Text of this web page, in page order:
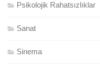
Psikolojik Rahatsızlıklar
Sanat
Sinema